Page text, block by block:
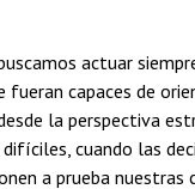
actuar
fueran capaces de
la perspectiva
cuando las
a prueba nuestras